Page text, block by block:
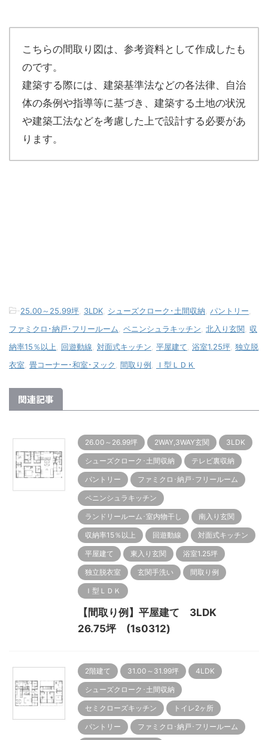
こちらの間取り図は、参考資料として作成したも
のです。
建築する際には、建築基準法などの各法律、自治
体の条例や指導等に基づき、建築する土地の状況
や建築工法などを考慮した上で設計する必要があ
ります。
-25.00～25.99坪 3LDK シューズクローク･土間収納 パントリー
ファミクロ･納戸･フリールーム ペニンシュラキッチン 北入り玄関
収
納率15％以上
回遊動線 対面式キッチン 平屋建て 浴室1.25坪 独立脱
衣室 畳コーナー･和室･ヌック 間取り例 Ｉ型ＬＤＫ
関連記事
26.00～26.99坪 2WAY,3WAY玄関 3LDK
シューズクローク･土間収納 テレビ裏収納
パントリー ファミクロ･納戸･フリールーム
ペニンシュラキッチン
ランドリールーム･室内物干し 南入り玄関
収納率15％以上 回遊動線 対面式キッチン
平屋建て 東入り玄関 浴室1.25坪
独立脱衣室 玄関手洗い 間取り例
Ｉ型ＬＤＫ
【間取り例】平屋建て 3LDK
26.75坪 (1s0312)
2階建て 31.00～31.99坪 4LDK
シューズクローク･土間収納
セミクローズキッチン トイレ2ヶ所
パントリー ファミクロ･納戸･フリールーム